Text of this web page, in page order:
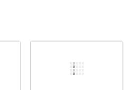
Kommentieren